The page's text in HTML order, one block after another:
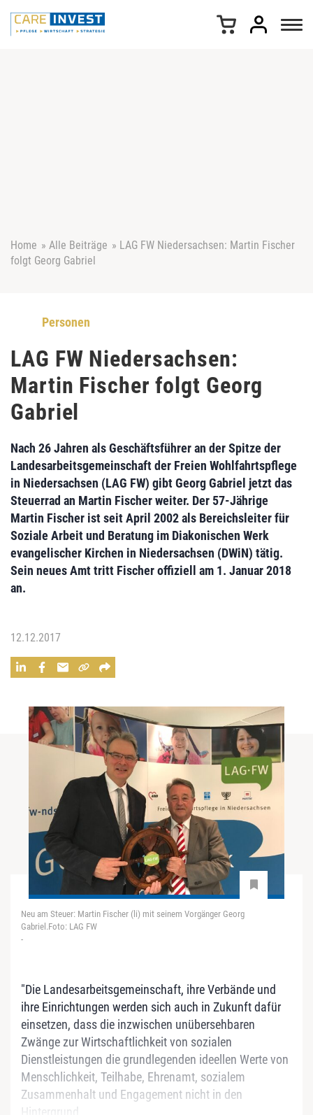
Home » Alle Beiträge » LAG FW Niedersachsen: Martin Fischer
folgt Georg Gabriel
Personen
LAG FW Niedersachsen:
Martin Fischer folgt Georg
Gabriel
Nach 26 Jahren als Geschäftsführer an der Spitze der
Landesarbeitsgemeinschaft der Freien Wohlfahrtspflege
in Niedersachsen (LAG FW) gibtGeorg Gabriel jetzt das
Steuerrad an Martin Fischerweiter. Der 57-Jährige
Martin Fischer ist seit April 2002 als Bereichsleiter für
Soziale Arbeit und Beratung im Diakonischen Werk
evangelischer Kirchen in Niedersachsen (DWiN) tätig.
Sein neues Amt tritt Fischer offiziell am 1. Januar 2018
an.
12.12.2017
Neu am Steuer: Martin Fischer (li) mit seinem Vorgänger Georg
Gabriel.Foto: LAG FW
-
"Die Landesarbeitsgemeinschaft, ihre Verbände und
ihre Einrichtungen werden sich auch in Zukunft dafür
einsetzen, dass die inzwischen unübersehbaren
Zwänge zur Wirtschaftlichkeit von sozialen
Dienstleistungen die grundlegenden ideellen Werte von
Menschlichkeit, Teilhabe, Ehrenamt, sozialem
Zusammenhalt und Engagement nicht in den
Hintergrund...